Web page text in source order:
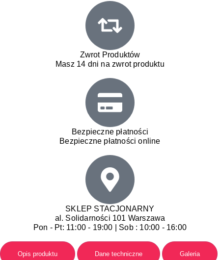
Zwrot Produktów
Masz 14 dni na zwrot produktu
Bezpieczne płatności
Bezpieczne płatności online
SKLEP STACJONARNY
al. Solidarności 101 Warszawa
Pon - Pt: 11:00 - 19:00 | Sob : 10:00 - 16:00
Opis produktu Dane techniczne Galeria